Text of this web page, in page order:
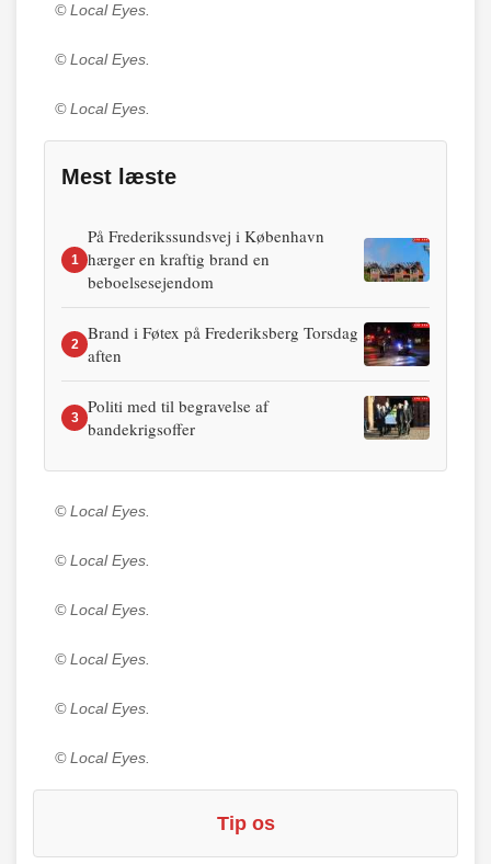
© Local Eyes.
© Local Eyes.
© Local Eyes.
Mest læste
1
På Frederikssundsvej i København
hærger en kraftig brand en
beboelsesejendom
2
Brand i Føtex på Frederiksberg Torsdag
aften
3
Politi med til begravelse af
bandekrigsoffer
© Local Eyes.
© Local Eyes.
© Local Eyes.
© Local Eyes.
© Local Eyes.
© Local Eyes.
Tip os